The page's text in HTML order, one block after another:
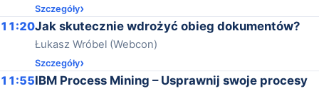
Szczegóły
11:20Jak skutecznie wdrożyć obieg dokumentów?
Łukasz Wróbel (Webcon)
Szczegóły
11:55IBM Process Mining – Usprawnij swoje procesy